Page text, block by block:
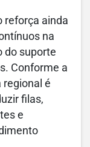
reforça ainda
na
do suporte
Conforme a
regional é
filas,
e